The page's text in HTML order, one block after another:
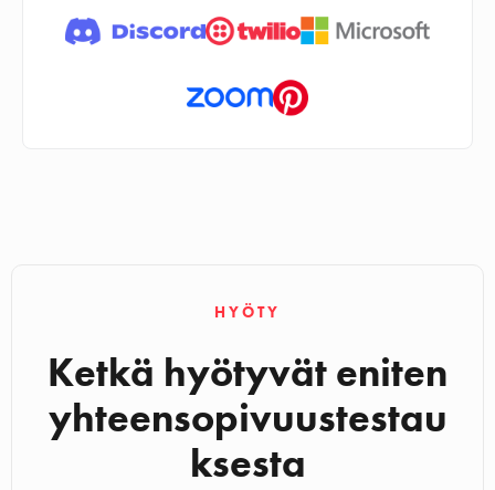
HYÖTY
Ketkä hyötyvät eniten
yhteensopivuustestau
ksesta